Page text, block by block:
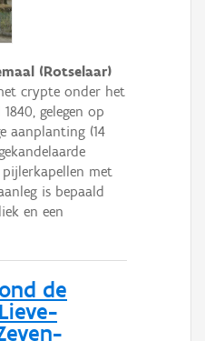
(Rotselaar)
crypte onder het
gelegen op
aanplanting (14
met
is bepaald
en een
de